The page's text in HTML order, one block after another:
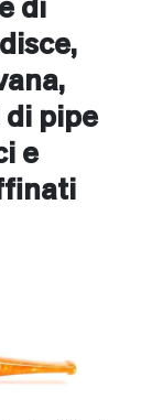
,
pipe
e